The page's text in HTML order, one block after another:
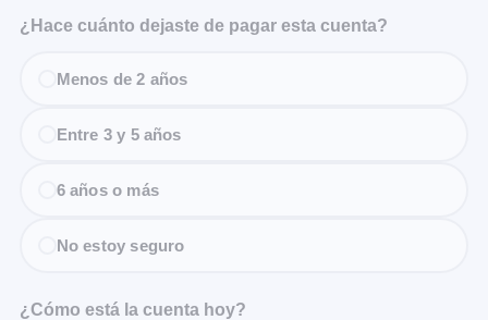
¿Hace cuánto dejaste de pagar esta cuenta?
Menos de 2 años
Entre 3 y 5 años
6 años o más
No estoy seguro
¿Cómo está la cuenta hoy?